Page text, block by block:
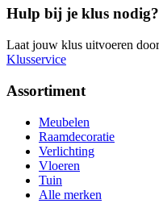
Hulp bij je klus nodig?
Laat jouw klus uitvoeren
Klusservice
Assortiment
Meubelen
Raamdecoratie
Verlichting
Vloeren
Tuin
Alle merken